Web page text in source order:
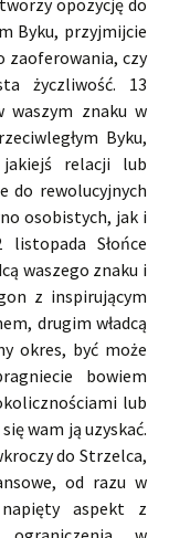
opozycję do
Byku, przyjmijcie
zaoferowania, czy
życzliwość. 13
waszym znaku w
Byku,
relacji lub
do rewolucyjnych
osobistych, jak i
Słońce
waszego znaku i
z inspirującym
drugim władcą
okres, być może
bowiem
lub
wam ją uzyskać.
do Strzelca,
od razu w
aspekt z